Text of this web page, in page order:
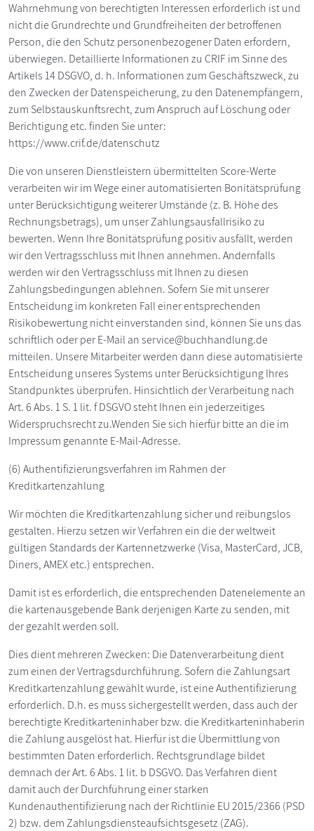
Wahrnehmung von berechtigten Interessen erforderlich ist und
nicht die Grundrechte und Grundfreiheiten der betroffenen
Person, die den Schutz personenbezogener Daten erfordern,
überwiegen. Detaillierte Informationen zu CRIF im Sinne des
Artikels 14 DSGVO, d. h. Informationen zum Geschäftszweck, zu
den Zwecken der Datenspeicherung, zu den Datenempfängern,
zum Selbstauskunftsrecht, zum Anspruch auf Löschung oder
Berichtigung etc. finden Sie unter:
https://www.crif.de/datenschutz
Die von unseren Dienstleistern übermittelten Score-Werte
verarbeiten wir im Wege einer automatisierten Bonitätsprüfung
unter Berücksichtigung weiterer Umstände (z. B. Höhe des
Rechnungsbetrags), um unser Zahlungsausfallrisiko zu
bewerten. Wenn Ihre Bonitätsprüfung positiv ausfällt, werden
wir den Vertragsschluss mit Ihnen annehmen. Andernfalls
werden wir den Vertragsschluss mit Ihnen zu diesen
Zahlungsbedingungen ablehnen. Sofern Sie mit unserer
Entscheidung im konkreten Fall einer entsprechenden
Risikobewertung nicht einverstanden sind, können Sie uns das
schriftlich oder per E-Mail an service@buchhandlung.de
mitteilen. Unsere Mitarbeiter werden dann diese automatisierte
Entscheidung unseres Systems unter Berücksichtigung Ihres
Standpunktes überprüfen. Hinsichtlich der Verarbeitung nach
Art. 6 Abs. 1 S. 1 lit. f DSGVO steht Ihnen ein jederzeitiges
Widerspruchsrecht zu.Wenden Sie sich hierfür bitte an die im
Impressum genannte E-Mail-Adresse.
(6) Authentifizierungsverfahren im Rahmen der
Kreditkartenzahlung
Wir möchten die Kreditkartenzahlung sicher und reibungslos
gestalten. Hierzu setzen wir Verfahren ein die der weltweit
gültigen Standards der Kartennetzwerke (Visa, MasterCard, JCB,
Diners, AMEX etc.) entsprechen.
Damit ist es erforderlich, die entsprechenden Datenelemente an
die kartenausgebende Bank derjenigen Karte zu senden, mit
der gezahlt werden soll.
Dies dient mehreren Zwecken: Die Datenverarbeitung dient
zum einen der Vertragsdurchführung. Sofern die Zahlungsart
Kreditkartenzahlung gewählt wurde, ist eine Authentifizierung
erforderlich. D.h. es muss sichergestellt werden, dass auch der
berechtigte Kreditkarteninhaber bzw. die Kreditkarteninhaberin
die Zahlung ausgelöst hat. Hierfür ist die Übermittlung von
bestimmten Daten erforderlich. Rechtsgrundlage bildet
demnach der Art. 6 Abs. 1 lit. b DSGVO. Das Verfahren dient
damit auch der Durchführung einer starken
Kundenauthentifizierung nach der Richtlinie EU 2015/2366 (PSD
2) bzw. dem Zahlungsdiensteaufsichtsgesetz (ZAG).